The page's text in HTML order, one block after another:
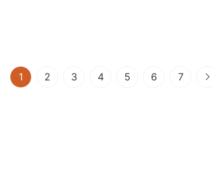
1 (current)
2 3 4 5 6 7